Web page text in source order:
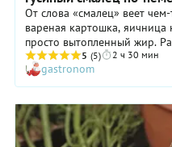
От слова «смалец» веет
вареная картошка, яичница
просто вытопленный жир.
по осени, когда били птицу.
того, чтобы потом на хлеб
5 (5) 2 ч 30 мин
gastronom